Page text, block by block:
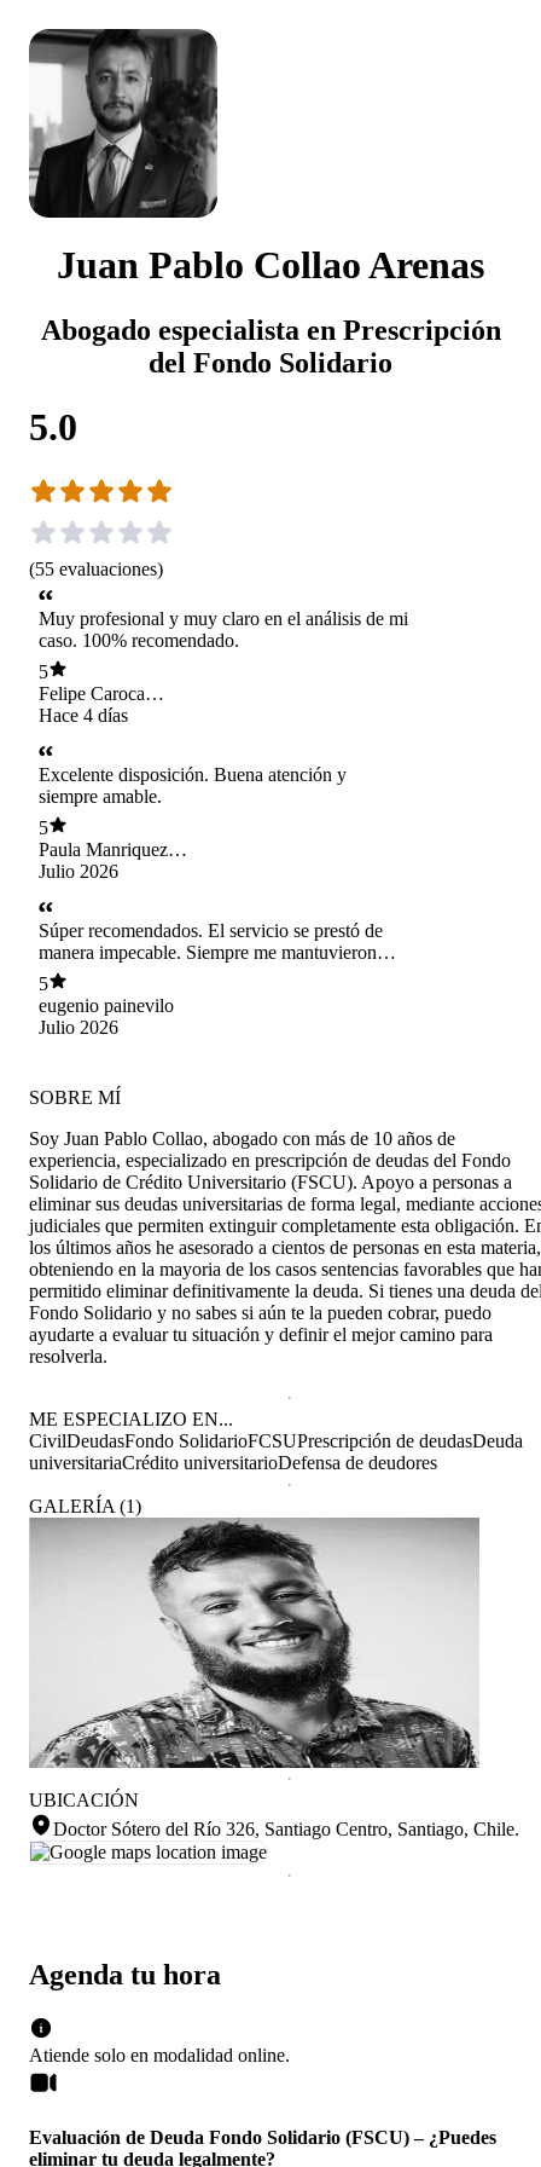
Juan Pablo Collao Arenas
Abogado especialista en Prescripción
del Fondo Solidario
5.0
(55 evaluaciones)
Muy profesional y muy claro en el análisis de mi
caso. 100% recomendado.
5
Felipe Caroca
González
Hace 4 días
Excelente disposición. Buena atención y
siempre amable.
5
Paula Manriquez
Barros
Julio 2026
Súper recomendados. El servicio se prestó de
manera impecable. Siempre me mantuvieron
informado del proceso y respondiendo a mis
consultas. Y por supuesto el servicio cumplió el
objetivo en cuanto a ganar el jucio, qué más se
podría pedir.
5
eugenio painevilo
Julio 2026
Agenda tu hora
Atiende solo en modalidad online.
Evaluación de Deuda Fondo Solidario (FSCU) – ¿Puedes
eliminar tu deuda legalmente?
SOBRE MÍ
Soy Juan Pablo Collao, abogado con más de 10 años de
experiencia, especializado en prescripción de deudas del Fondo
Solidario de Crédito Universitario (FSCU). Apoyo a personas a
eliminar sus deudas universitarias de forma legal, mediante
judiciales que permiten extinguir completamente esta obligación.
los últimos años he asesorado a cientos de personas en esta materia,
obteniendo en la mayoria de los casos sentencias favorables que
permitido eliminar definitivamente la deuda. Si tienes una deuda
Fondo Solidario y no sabes si aún te la pueden cobrar, puedo
ayudarte a evaluar tu situación y definir el mejor camino para
resolverla.
ME ESPECIALIZO EN...
CivilDeudasFondo SolidarioFCSUPrescripción de deudasDeuda
universitariaCrédito universitarioDefensa de deudores
GALERÍA (1)
UBICACIÓN
Doctor Sótero del Río 326, Santiago Centro, Santiago, Chile.